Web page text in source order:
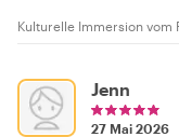
Kulturelle Immersion vom
Jenn
27 Mai 2026